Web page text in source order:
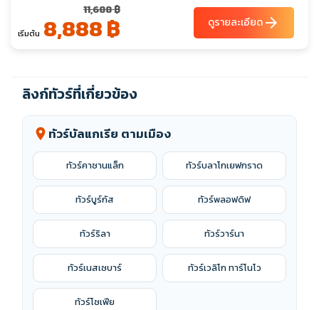
เริ่มต้น
11,688 ฿
8,888 ฿ ดูรายละเอียดarrow_forward
ลิงก์ทัวร์ที่เกี่ยวข้อง
location_on ทัวร์บัลแกเรีย ตามเมือง
ทัวร์คาซานแล็ก ทัวร์บลาโกเยฟกราด
ทัวร์บูร์กัส ทัวร์พลอฟดิฟ
ทัวร์ริลา ทัวร์วาร์นา
ทัวร์เนสเซบาร์ ทัวร์เวลิโก ทาร์โนโว
ทัวร์โซเฟีย